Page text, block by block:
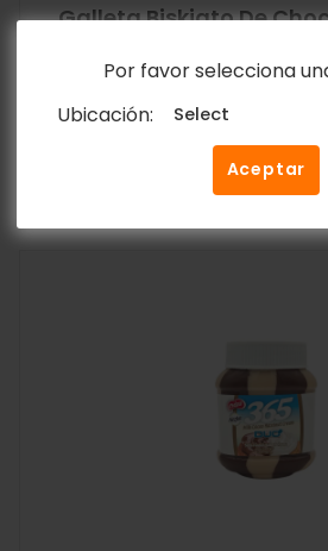
Por favor selecciona
Ubicación:
Aceptar
Galleta Biskiato De
Y&D Ricos
Añadir al carrito